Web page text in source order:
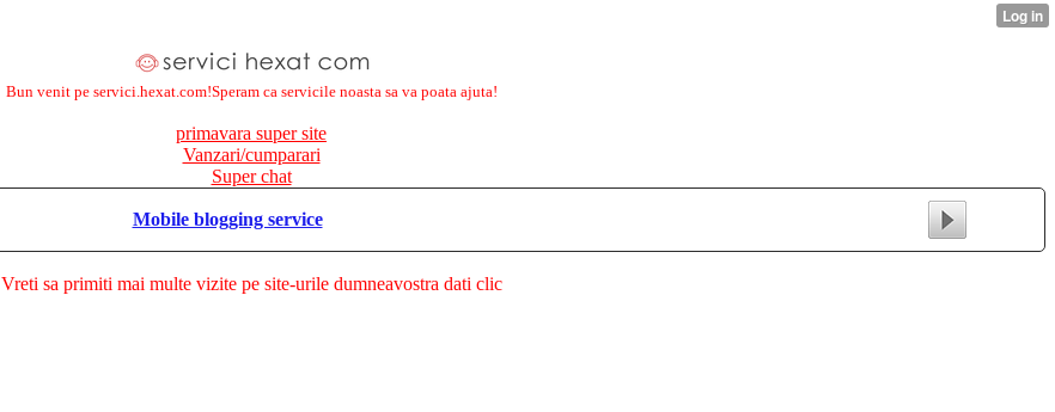
Bun venit pe servici.hexat.com!Speram ca servicile noasta sa va poata ajuta!
primavara super site
Vanzari/cumparari
Super chat
Mobile blogging service
Vreti sa primiti mai multe vizite pe site-urile dumneavostra dati clic